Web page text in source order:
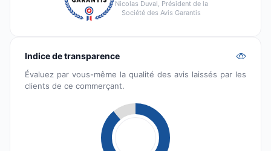
Nicolas Duval, Président de la
Société des Avis Garantis
Indice de transparence
Évaluez par vous-même la qualité des avis laissés par les
clients de ce commerçant.